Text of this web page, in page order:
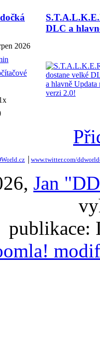
2026
DLC a
www.twitter.com/
Jan
publikace: